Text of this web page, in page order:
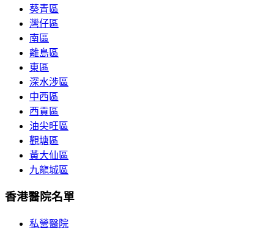
葵青區
灣仔區
南區
離島區
東區
深水涉區
中西區
西貢區
油尖旺區
觀塘區
黃大仙區
九龍城區
香港醫院名單
私營醫院